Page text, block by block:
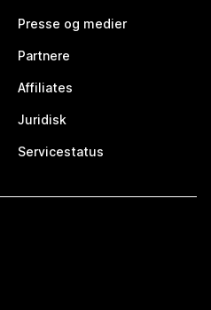
Presse og medier
Partnere
Affiliates
Juridisk
Servicestatus